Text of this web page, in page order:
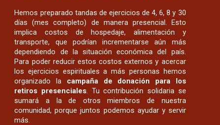
Hemos preparado tandas de ejercicios de 4, 6, 8 y 30
días (mes completo) de manera presencial. Esto
implica costos de hospedaje, alimentación y
transporte, que podrían incrementarse aún más
dependiendo de la situación económica del país.
Para poder reducir estos costos externos y acercar
los ejercicios espirituales a más personas hemos
organizado la campaña de donación para los
retiros presenciales. Tu contribución solidaria se
sumará a la de otros miembros de nuestra
comunidad, porque juntos podemos ayudar y servir
más.